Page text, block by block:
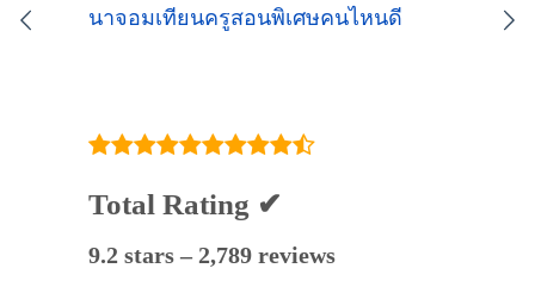
นาจอมเทียนครูสอนพิเศษคนไหนดี
Total Rating ✔
9.2 stars – 2,789 reviews